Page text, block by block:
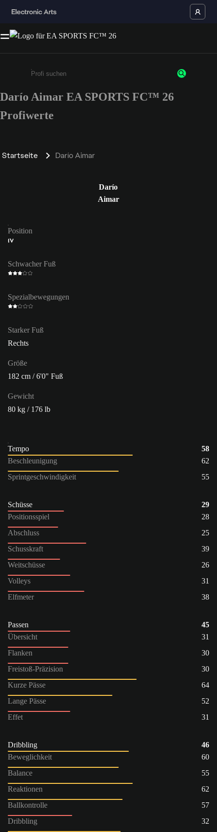
Gib mindestens 3 Zeichen oder Ziffern ein
Darío Aimar EA SPORTS FC™ 26
Profiwerte
Startseite Darío Aimar
Darío
Aimar
Position
IV
Schwacher Fuß
Spezialbewegungen
Starker Fuß
Rechts
Größe
182 cm / 6'0" Fuß
Gewicht
80 kg / 176 lb
Tempo
58
Beschleunigung
62
Sprintgeschwindigkeit
55
Schüsse
29
Positionsspiel
28
Abschluss
25
Schusskraft
39
Weitschüsse
26
Volleys
31
Elfmeter
38
Passen
45
Übersicht
31
Flanken
30
Freistoß-Präzision
30
Kurze Pässe
64
Lange Pässe
52
Effet
31
Dribbling
46
Beweglichkeit
60
Balance
55
Reaktionen
62
Ballkontrolle
57
Dribbling
32